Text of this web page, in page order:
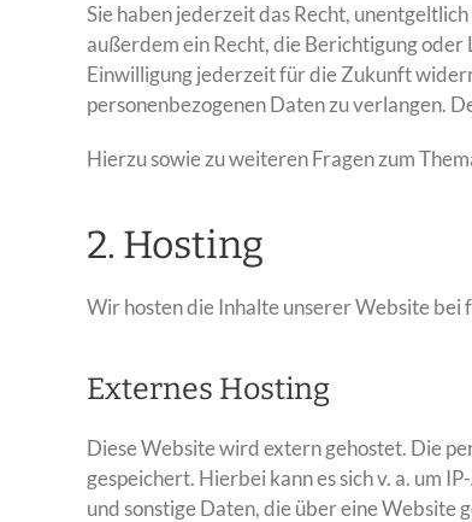
Sie haben jederzeit das Recht,
außerdem ein Recht, die Berichtigung
Einwilligung jederzeit für die Zukunft
personenbezogenen Daten zu verlangen.
Hierzu sowie zu weiteren Fragen zum
2. Hosting
Wir hosten die Inhalte unserer Website bei
Externes Hosting
Diese Website wird extern gehostet. Die
gespeichert. Hierbei kann es sich v. a. um
und sonstige Daten, die über eine Website